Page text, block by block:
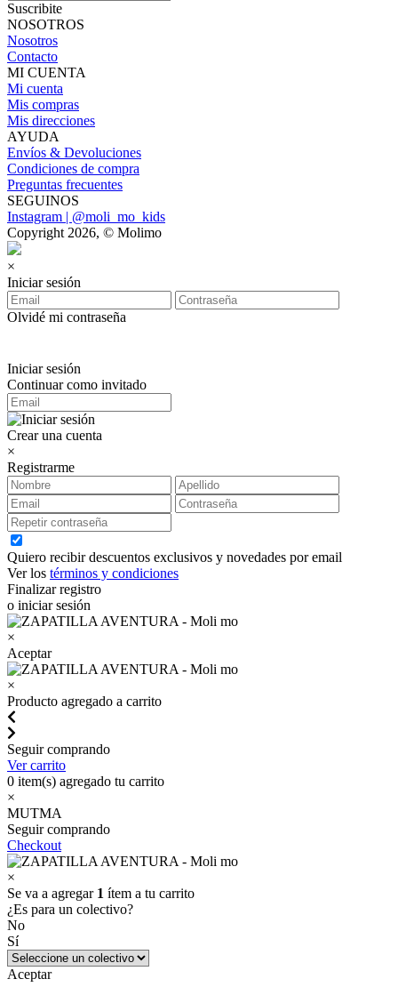
Suscribite
NOSOTROS
Nosotros
Contacto
MI CUENTA
Mi cuenta
Mis compras
Mis direcciones
AYUDA
Envíos & Devoluciones
Condiciones de compra
Preguntas frecuentes
SEGUINOS
Instagram | @moli_mo_kids
Copyright 2026, © Molimo
×
Iniciar sesión
Olvidé mi contraseña
Iniciar sesión
Continuar como invitado
Crear una cuenta
×
Registrarme
Quiero recibir descuentos exclusivos y novedades por email
Ver los términos y condiciones
Finalizar registro
o iniciar sesión
×
Aceptar
×
Producto agregado a carrito
Seguir comprando
Ver carrito
0 item(s) agregado tu carrito
×
MUTMA
Seguir comprando
Checkout
×
Se va a agregar 1 ítem a tu carrito
¿Es para un colectivo?
No
Sí
Aceptar